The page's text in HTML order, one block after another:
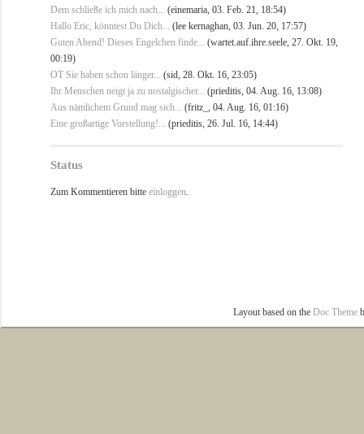
Dem schließe ich mich nach... (einemaria, 03. Feb. 21, 18:54)
Hallo Eric, könntest Du Dich... (lee kernaghan, 03. Jun. 20, 17:57)
Guten Abend! Dieses Engelchen finde... (wartet.auf.ihre.seele, 27. Okt. 19,
00:19)
OT Sie haben schon länger... (sid, 28. Okt. 16, 23:05)
Ihr Menschen neigt ja zu nostalgischer... (prieditis, 04. Aug. 16, 13:08)
Aus nämlichem Grund mag sich... (fritz_, 04. Aug. 16, 01:16)
Eine großartige Vorstellung!... (prieditis, 26. Jul. 16, 14:44)
Status
Zum Kommentieren bitte einloggen.
Layout based on the Doc Theme